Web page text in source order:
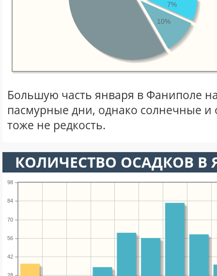
7%
10%
Большую часть января в Фаниполе
пасмурные дни, однако солнечные
тоже не редкость.
КОЛИЧЕСТВО ОСАДКОВ В
42
56
70
84
98